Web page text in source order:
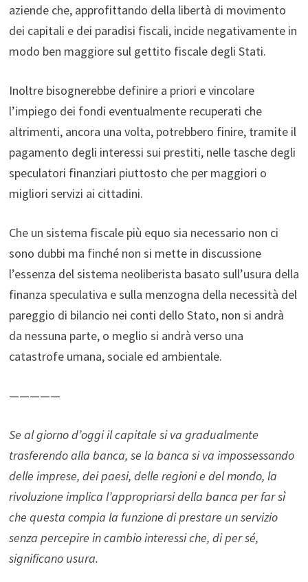
aziende che, approfittando della libertà di movimento
dei capitali e dei paradisi fiscali, incide negativamente in
modo ben maggiore sul gettito fiscale degli Stati.
Inoltre bisognerebbe definire a priori e vincolare
l’impiego dei fondi eventualmente recuperati che
altrimenti, ancora una volta, potrebbero finire, tramite il
pagamento degli interessi sui prestiti, nelle tasche degli
speculatori finanziari piuttosto che per maggiori o
migliori servizi ai cittadini.
Che un sistema fiscale più equo sia necessario non ci
sono dubbi ma finché non si mette in discussione
l’essenza del sistema neoliberista basato sull’usura della
finanza speculativa e sulla menzogna della necessità del
pareggio di bilancio nei conti dello Stato, non si andrà
da nessuna parte, o meglio si andrà verso una
catastrofe umana, sociale ed ambientale.
—————
Se al giorno d’oggi il capitale si va gradualmente
trasferendo alla banca, se la banca si va impossessando
delle imprese, dei paesi, delle regioni e del mondo, la
rivoluzione implica l’appropriarsi della banca per far sì
che questa compia la funzione di prestare un servizio
senza percepire in cambio interessi che, di per sé,
significano usura.